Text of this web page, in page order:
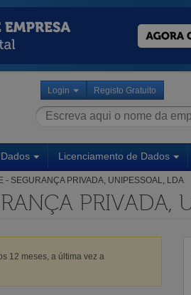
Login Registo Gratuito
Licenciamento de Dados
- SEGURANÇA PRIVADA, UNIPESSOAL, LDA
PRIVADA,
12 meses, a última vez a